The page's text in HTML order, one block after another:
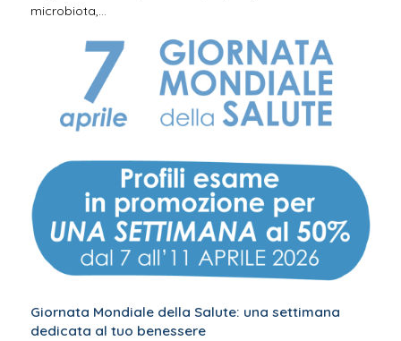
microbiota,…
Giornata Mondiale della Salute: una settimana
dedicata al tuo benessere